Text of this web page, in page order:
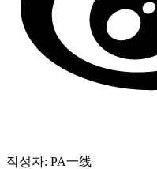
작성자: PA一线